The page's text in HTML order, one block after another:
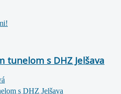
tunelom s DHZ Jelšava